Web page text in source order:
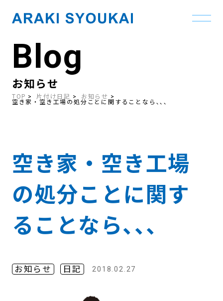
contentBlog
お知らせ
TOP 片付け日記 お知らせ
空き家・空き工場の処分ことに関することなら､､､
空き家・空き工場
の処分ことに関す
ることなら､､､
お知らせ 日記 2018.02.27